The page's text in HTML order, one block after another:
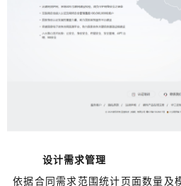
设计需求管理
依据合同需求范围统计页面数量及